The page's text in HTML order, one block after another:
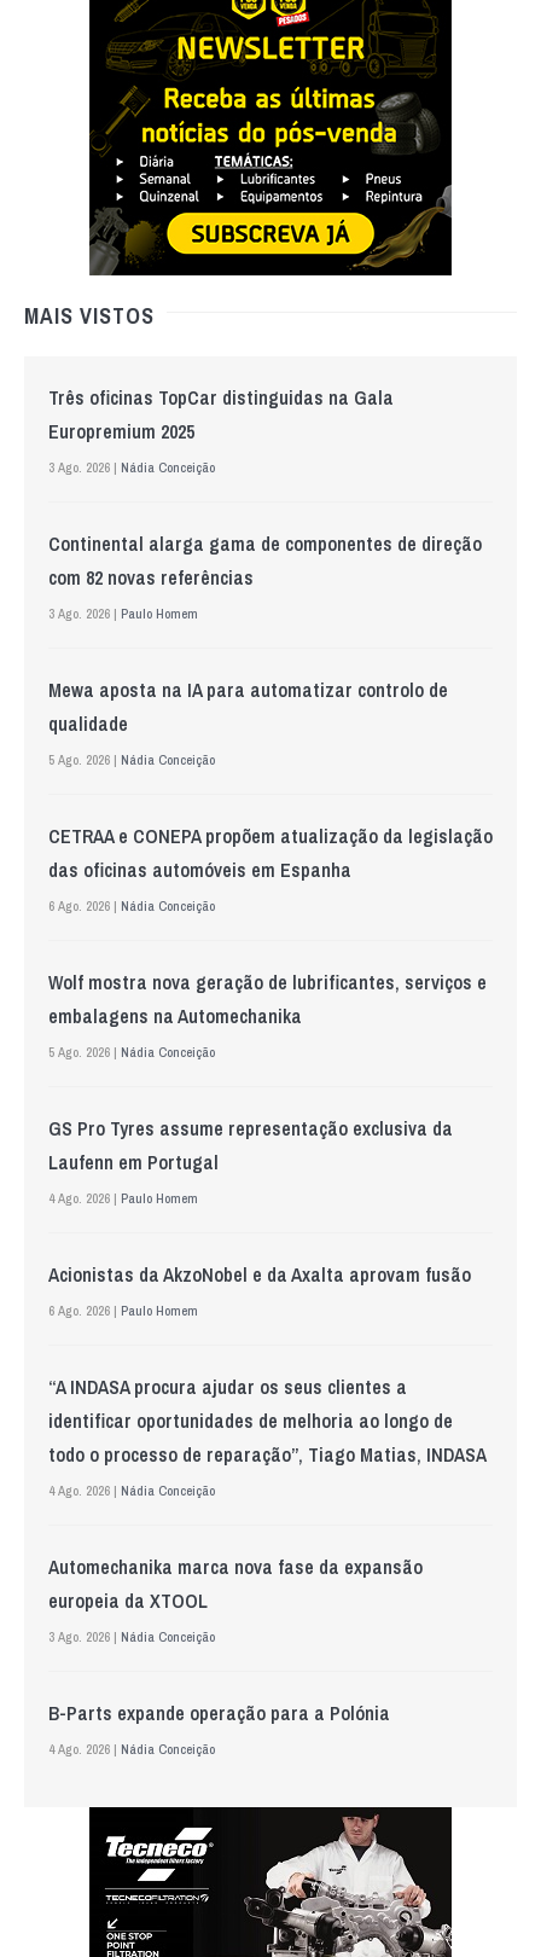
MAIS VISTOS
Três oficinas TopCar distinguidas na Gala
Europremium 2025
3 Ago. 2026 | Nádia Conceição
Continental alarga gama de componentes de direção
com 82 novas referências
3 Ago. 2026 | Paulo Homem
Mewa aposta na IA para automatizar controlo de
qualidade
5 Ago. 2026 | Nádia Conceição
CETRAA e CONEPA propõem atualização da legislação
das oficinas automóveis em Espanha
6 Ago. 2026 | Nádia Conceição
Wolf mostra nova geração de lubrificantes, serviços e
embalagens na Automechanika
5 Ago. 2026 | Nádia Conceição
GS Pro Tyres assume representação exclusiva da
Laufenn em Portugal
4 Ago. 2026 | Paulo Homem
Acionistas da AkzoNobel e da Axalta aprovam fusão
6 Ago. 2026 | Paulo Homem
“A INDASA procura ajudar os seus clientes a
identificar oportunidades de melhoria ao longo de
todo o processo de reparação”, Tiago Matias, INDASA
4 Ago. 2026 | Nádia Conceição
Automechanika marca nova fase da expansão
europeia da XTOOL
3 Ago. 2026 | Nádia Conceição
B-Parts expande operação para a Polónia
4 Ago. 2026 | Nádia Conceição